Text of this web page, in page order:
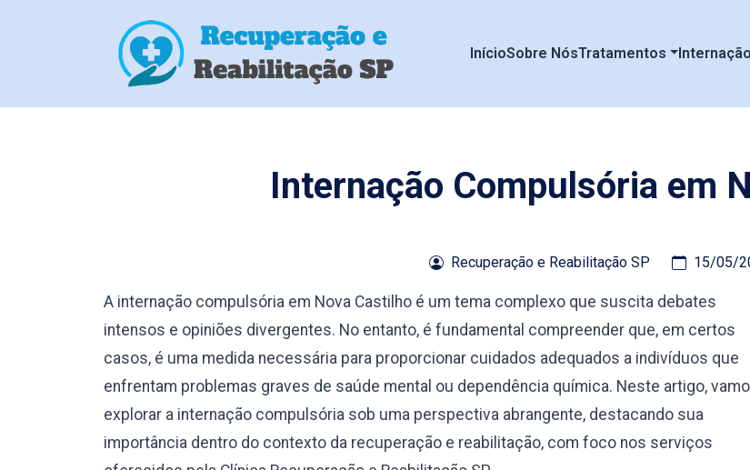
InícioSobre NósTratamentos Internação
Internação Compulsória em
Recuperação e Reabilitação SP 15/05/
A internação compulsória em Nova Castilho é um tema complexo que suscita debates
intensos e opiniões divergentes. No entanto, é fundamental compreender que, em certos
casos, é uma medida necessária para proporcionar cuidados adequados a indivíduos que
enfrentam problemas graves de saúde mental ou dependência química. Neste artigo,
explorar a internação compulsória sob uma perspectiva abrangente, destacando sua
importância dentro do contexto da recuperação e reabilitação, com foco nos serviços